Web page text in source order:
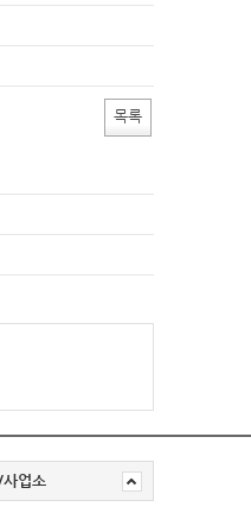
목록
업소